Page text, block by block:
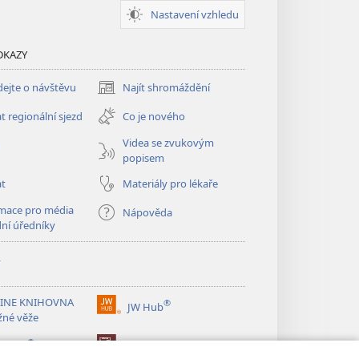
Nastavení vzhledu
o návštěvu Najít shromáždění
(otevřeno
nové
okno)
regionální sjezd
Co je nového
Videa se zvukovým
popisem
Materiály pro lékaře
pro média
úředníky
Nápověda
KNIHOVNA
věže
JW Hub®
(otevřeno
okno)
®